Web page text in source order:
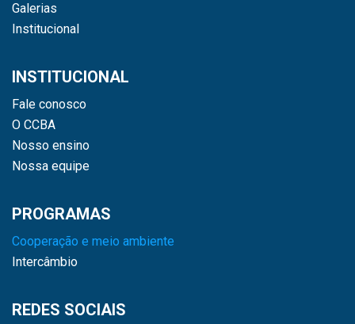
Galerias
Institucional
INSTITUCIONAL
Fale conosco
O CCBA
Nosso ensino
Nossa equipe
PROGRAMAS
Cooperação e meio ambiente
Intercâmbio
REDES SOCIAIS